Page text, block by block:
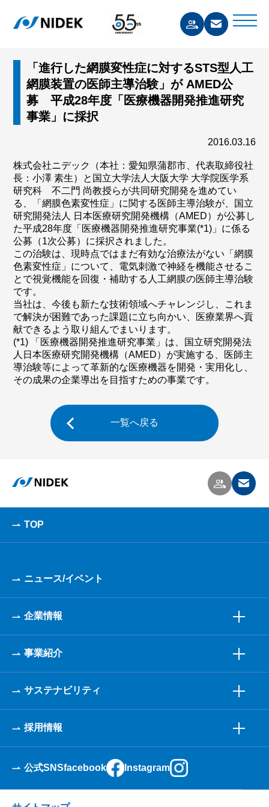
「進行した網膜変性症に対するSTS型人工
網膜装置の医師主導治験」が AMED公
募 平成28年度「医療機器開発推進研究
事業」に採択
2016.03.16
株式会社ニデック（本社：愛知県蒲郡市、代表取締役社
長：小澤 素生）と国立大学法人大阪大学 大学院医学系
研究科 不二門 尚教授らが共同研究開発を進めてい
る、「網膜色素変性症」に関する医師主導治験が、国立
研究開発法人 日本医療研究開発機構（AMED）が公募し
た平成28年度「医療機器開発推進研究事業(*1)」に係る
公募（1次公募）に採択されました。
この治験は、現時点ではまだ有効な治療法がない「網膜
色素変性症」について、電気刺激で神経を機能させるこ
とで視覚機能を回復・補助する人工網膜の医師主導治験
です。
当社は、今後も新たな技術領域へチャレンジし、これま
で解決が困難であった課題に立ち向かい、医療業界へ貢
献できるよう取り組んでまいります。
(*1) 「医療機器開発推進研究事業」は、国立研究開発法
人日本医療研究開発機構（AMED）が実施する、医師主
導治験等によって革新的な医療機器を開発・実用化し、
その成果の企業導出を目指すための事業です。
一覧へ戻る
TOP
ニュース/イベント
企業情報
事業紹介
サステナビリティ
採用情報
公式SNSfacebook Instagram